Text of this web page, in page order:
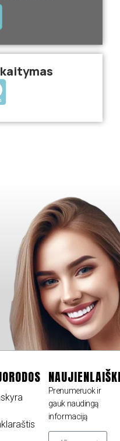
Prenumeruok ir
gauk naudingą
informaciją